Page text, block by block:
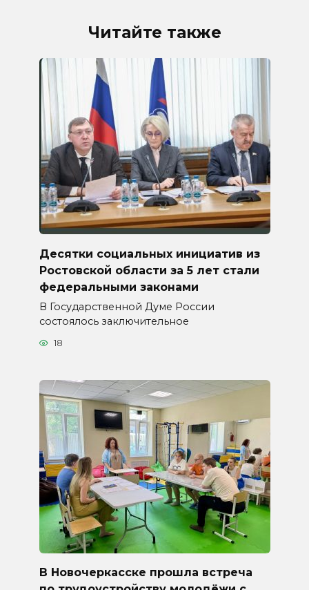
Читайте также
Десятки социальных инициатив из
Ростовской области за 5 лет стали
федеральными законами
В Государственной Думе России
состоялось заключительное
18
В Новочеркасске прошла встреча